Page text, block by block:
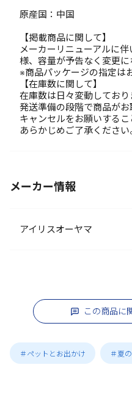
原産国：中国
【掲載商品に関して】
メーカーリニューアルに
様、容量が予告なく変更に
※商品パッケージの指定は
【在庫数に関して】
在庫数は日々変動しており
発送準備の段階で商品が
キャンセルをお願いするこ
あらかじめご了承ください
メーカー情報
アイリスオーヤマ
この商品に
＃ペットとお出かけ ＃夏